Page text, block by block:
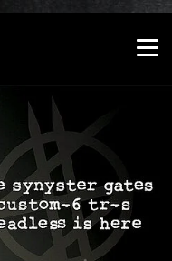
dieser Seite
anzeigen